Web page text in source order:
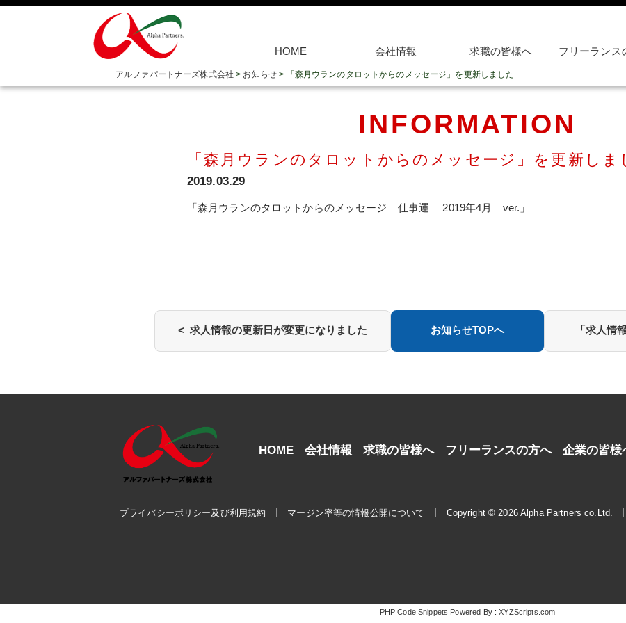
HOME 会社情報 求職の皆様へ フリーランス
アルファパートナーズ株式会社 > お知らせ > 「森月ウランのタロットからのメッセージ」を更新しました
INFORMATION
「森月ウランのタロットからのメッセージ」を更新しま
2019.03.29
「森月ウランのタロットからのメッセージ 仕事運 2019年4月 ver.」
< 求人情報の更新日が変更になりました お知らせTOPへ 「求人情
HOME 会社情報 求職の皆様へ フリーランスの方へ 企業の皆様
プライバシーポリシー及び利用規約 マージン率等の情報公開について Copyright © 2026 Alpha Partners co.Ltd.
PHP Code Snippets Powered By :XYZScripts.com